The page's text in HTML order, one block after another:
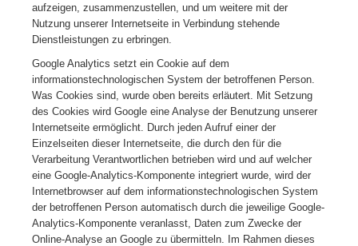
aufzeigen, zusammenzustellen, und um weitere mit der
Nutzung unserer Internetseite in Verbindung stehende
Dienstleistungen zu erbringen.
Google Analytics setzt ein Cookie auf dem
informationstechnologischen System der betroffenen Person.
Was Cookies sind, wurde oben bereits erläutert. Mit Setzung
des Cookies wird Google eine Analyse der Benutzung unserer
Internetseite ermöglicht. Durch jeden Aufruf einer der
Einzelseiten dieser Internetseite, die durch den für die
Verarbeitung Verantwortlichen betrieben wird und auf welcher
eine Google-Analytics-Komponente integriert wurde, wird der
Internetbrowser auf dem informationstechnologischen System
der betroffenen Person automatisch durch die jeweilige Google-
Analytics-Komponente veranlasst, Daten zum Zwecke der
Online-Analyse an Google zu übermitteln. Im Rahmen dieses